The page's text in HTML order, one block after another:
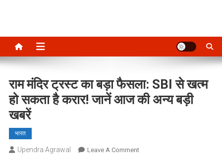
राम मंदिर ट्रस्ट का बड़ा फैसला: SBI से खत्म
हो सकता है करार! जानें आज की अन्य बड़ी
खबरें
भारत
Upendra Agrawal Leave A CommentOn